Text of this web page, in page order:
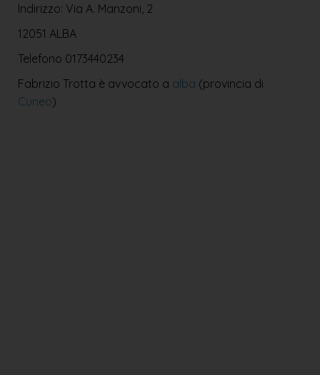
Indirizzo: Via A. Manzoni, 2
12051 ALBA
Telefono 0173440234
Fabrizio Trotta è avvocato a alba (provincia di
Cuneo)